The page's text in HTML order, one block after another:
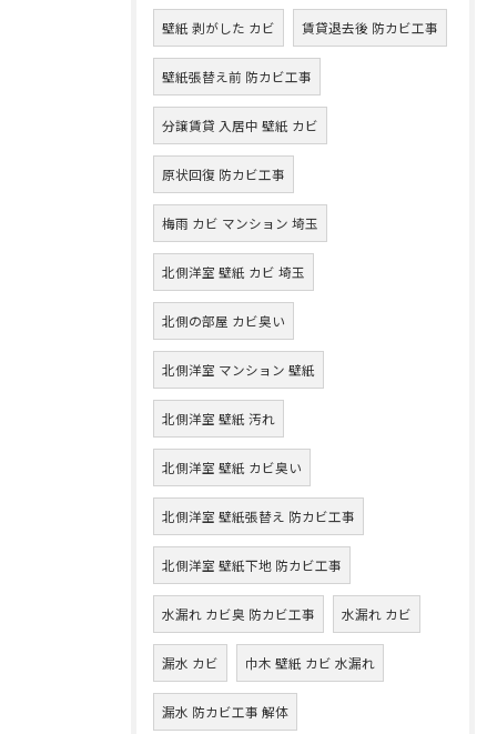
壁紙 剥がした カビ 賃貸退去後 防カビ工事
壁紙張替え前 防カビ工事
分譲賃貸 入居中 壁紙 カビ
原状回復 防カビ工事
梅雨 カビ マンション 埼玉
北側洋室 壁紙 カビ 埼玉
北側の部屋 カビ臭い
北側洋室 マンション 壁紙
北側洋室 壁紙 汚れ
北側洋室 壁紙 カビ臭い
北側洋室 壁紙張替え 防カビ工事
北側洋室 壁紙下地 防カビ工事
水漏れ カビ臭 防カビ工事 水漏れ カビ
漏水 カビ 巾木 壁紙 カビ 水漏れ
漏水 防カビ工事 解体